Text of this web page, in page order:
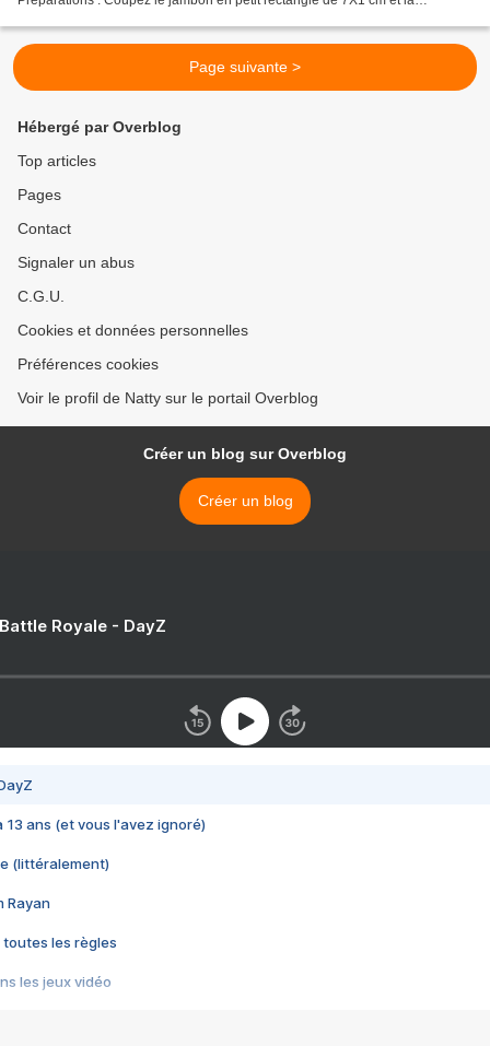
Page suivante >
Hébergé par Overblog
Top articles
Pages
Contact
Signaler un abus
C.G.U.
Cookies et données personnelles
Préférences cookies
Voir le profil de Natty sur le portail Overblog
Créer un blog sur Overblog
Créer un blog
Royale - DayZ
13 ans (et vous l'avez ignoré)
(littéralement)
Rayan
toutes les règles
les jeux vidéo